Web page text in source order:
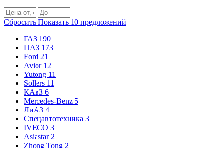
Сбросить Показать 10 предложений
ГАЗ 190
ПАЗ 173
Ford 21
Avior 12
Yutong 11
Sollers 11
КАвЗ 6
Mercedes-Benz 5
ЛиАЗ 4
Спецавтотехника 3
IVECO 3
Asiastar 2
Zhong Tong 2